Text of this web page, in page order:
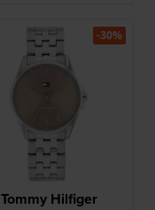
Tommy Hilfiger
-30%